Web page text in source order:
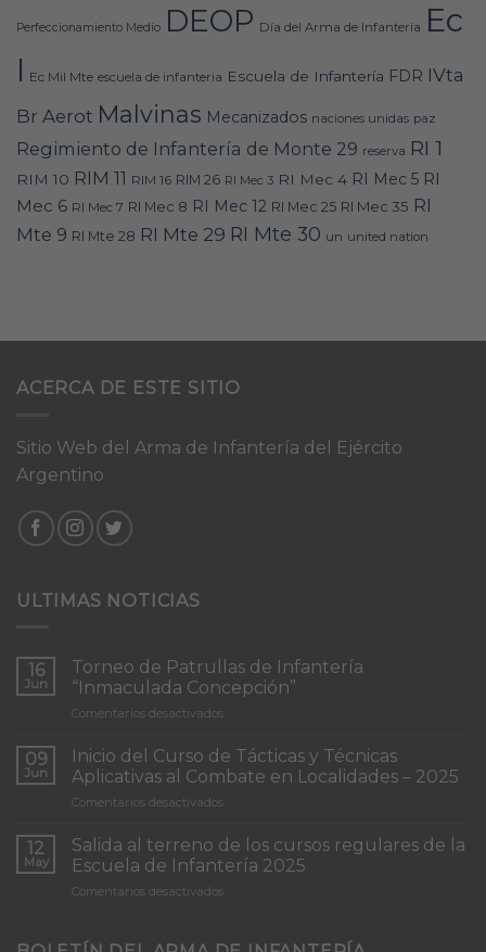
Perfeccionamiento Medio DEOP Día del Arma de Infantería Ec
I Ec Mil Mte escuela de infanteria Escuela de Infantería FDR IVta
Br Aerot Malvinas Mecanizados naciones unidas paz
Regimiento de Infantería de Monte 29 reserva RI 1
RIM 10 RIM 11 RIM 16 RIM 26 RI Mec 3 RI Mec 4 RI Mec 5 RI
Mec 6 RI Mec 7 RI Mec 8 RI Mec 12 RI Mec 25 RI Mec 35 RI
Mte 9 RI Mte 28 RI Mte 29 RI Mte 30 un united nation
ACERCA DE ESTE SITIO
Sitio Web del Arma de Infantería del Ejército
Argentino
ULTIMAS NOTICIAS
16
Jun
Torneo de Patrullas de Infantería
“Inmaculada Concepción”
Comentarios desactivadosen
de
Patrullas
de
Infantería
Concepción”
09
Jun
Inicio del Curso de Tácticas y Técnicas
Aplicativas al Combate en Localidades – 2025
Comentarios desactivadosen
del
Curso
de
Tácticas
Aplicativas
12
May
Salida al terreno de los cursos regulares de la
Escuela de Infantería 2025
Comentarios desactivadosen
terreno